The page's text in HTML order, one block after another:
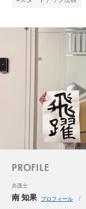
L
C
o
i
c
e
導
事
PROFILE
弁護士
南 知果 プロフィール